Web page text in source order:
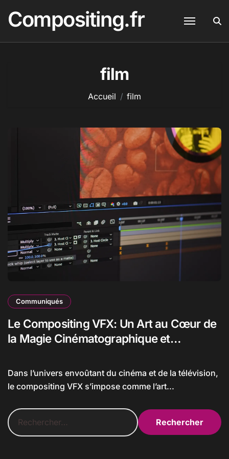
contenu
Compositing.fr
film
Accueil film
Communiqués
Le Compositing VFX: Un Art au Cœur de
la Magie Cinématographique et
Dans l’univers envoûtant du cinéma et de la télévision,
le compositing VFX s’impose comme l’art...
R
e
c